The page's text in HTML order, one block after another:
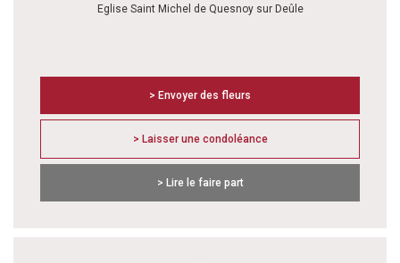
Eglise Saint Michel de Quesnoy sur Deûle
> Envoyer des fleurs
> Laisser une condoléance
> Lire le faire part